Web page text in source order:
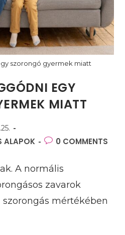
szorongó gyermek miatt
EGY
MIATT
ALAPOK
Post0 COMMENTS
A normális
zavarok
mértékében